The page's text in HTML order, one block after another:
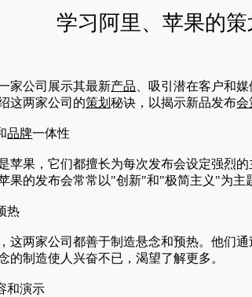
学习阿里、苹果的
家公司展示其最新产品 、吸引潜在客户和
这两家公司的策划秘诀，以揭示新品发布会
品牌一体性
苹果，它们都擅长为每次发布会设定强烈
果的发布会常常以"创新"和"极简主义"为主
热
这两家公司都善于制造悬念和预热。他们通
的制造使人兴奋不已，渴望了解更多。
和演示